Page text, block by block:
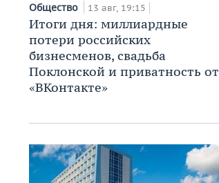
Общество 13 авг, 19:15
Итоги дня: миллиардные
потери российских
бизнесменов, свадьба
Поклонской и приватность от
«ВКонтакте»